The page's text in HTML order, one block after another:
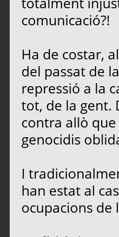
comunicació?!
Ha de costar,
del passat de
repressió a la
tot, de la gent.
contra allò
genocidis
I
han estat al
ocupacions de